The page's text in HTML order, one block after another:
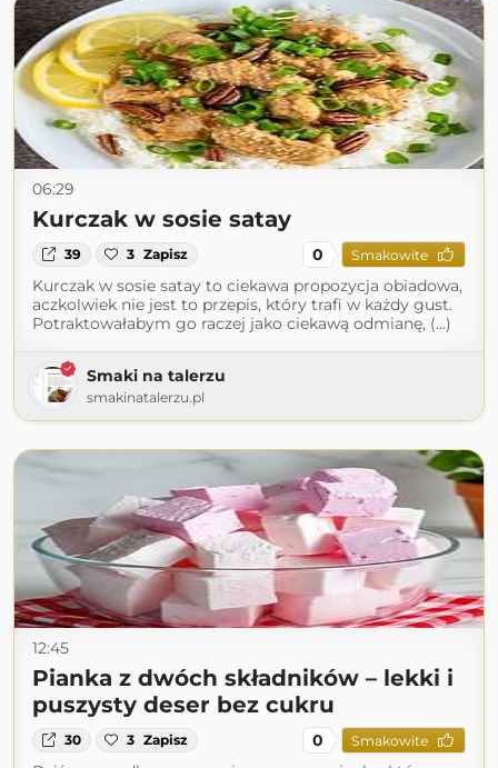
06:29
Kurczak w sosie satay
39 3 Zapisz 0 Smakowite
Kurczak w sosie satay to ciekawa propozycja obiadowa,
aczkolwiek nie jest to przepis, który trafi w każdy gust.
Potraktowałabym go raczej jako ciekawą odmianę, (...)
Smaki na talerzu
smakinatalerzu.pl
12:45
Pianka z dwóch składników – lekki i
puszysty deser bez cukru
30 3 Zapisz 0 Smakowite